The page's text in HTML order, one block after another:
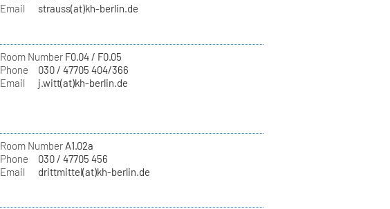
Email
strauss(at)kh-berlin.de
Room NumberF0.04 / F0.05
Phone
030 / 47705 404/366
Email
j.witt(at)kh-berlin.de
Room NumberA1.02a
Phone
030 / 47705 456
Email
drittmittel(at)kh-berlin.de